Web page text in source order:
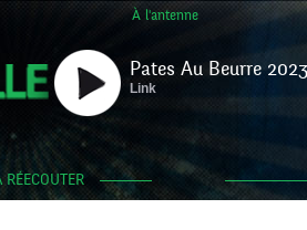
À l'antenne
Pates Au Beurre
Link